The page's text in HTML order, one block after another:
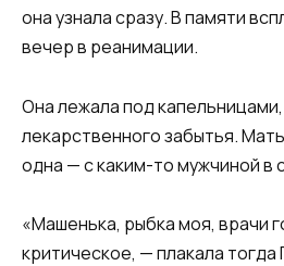
она узнала сразу. В памяти
вечер в реанимации.
Она лежала под
лекарственного забытья.
одна — с каким-то мужчиной в
«Машенька, рыбка моя, врачи
критическое, — плакала